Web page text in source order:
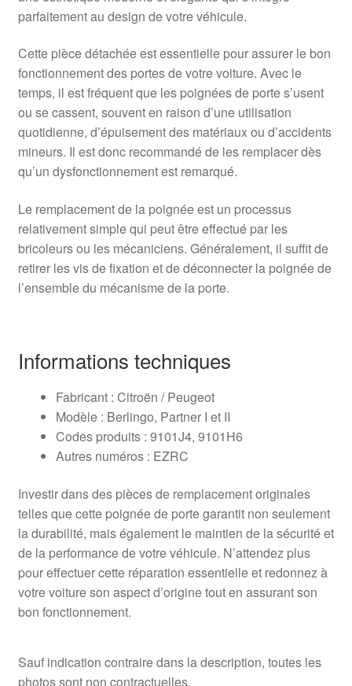
parfaitement au design de votre véhicule.
Cette pièce détachée est essentielle pour assurer le bon
fonctionnement des portes de votre voiture. Avec le
temps, il est fréquent que les poignées de porte s’usent
ou se cassent, souvent en raison d’une utilisation
quotidienne, d’épuisement des matériaux ou d’accidents
mineurs. Il est donc recommandé de les remplacer dès
qu’un dysfonctionnement est remarqué.
Le remplacement de la poignée est un processus
relativement simple qui peut être effectué par les
bricoleurs ou les mécaniciens. Généralement, il suffit de
retirer les vis de fixation et de déconnecter la poignée de
l’ensemble du mécanisme de la porte.
Informations techniques
Fabricant : Citroën / Peugeot
Modèle : Berlingo, Partner I et II
Codes produits : 9101J4, 9101H6
Autres numéros : EZRC
Investir dans des pièces de remplacement originales
telles que cette poignée de porte garantit non seulement
la durabilité, mais également le maintien de la sécurité et
de la performance de votre véhicule. N’attendez plus
pour effectuer cette réparation essentielle et redonnez à
votre voiture son aspect d’origine tout en assurant son
bon fonctionnement.
Sauf indication contraire dans la description, toutes les
photos sont non contractuelles.